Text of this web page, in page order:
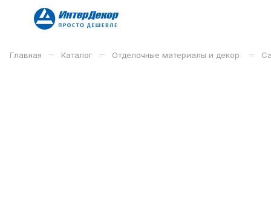
Главная – Каталог – Отделочные материалы и декор –